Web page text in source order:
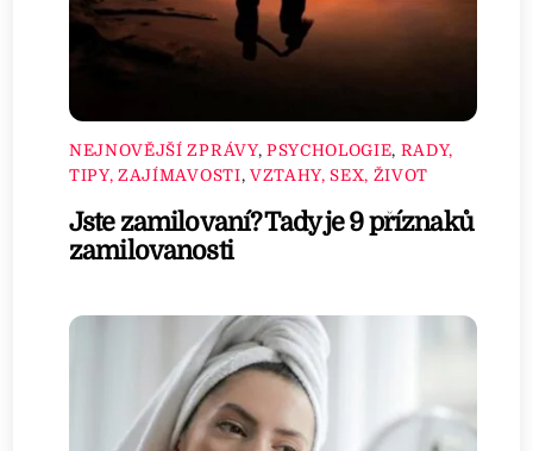
NEJNOVĚJŠÍ ZPRÁVY, PSYCHOLOGIE, RADY,
TIPY, ZAJÍMAVOSTI, VZTAHY, SEX, ŽIVOT
Jste zamilovaní? Tady je 9 příznaků
zamilovanosti